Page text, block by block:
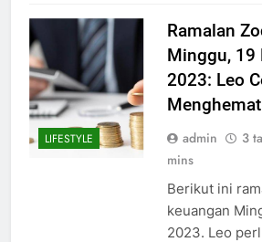
LIFESTYLE
Ramalan
Minggu, 19
2023: Leo
admin 3
mins
Berikut ini
keuangan
2023. Leo